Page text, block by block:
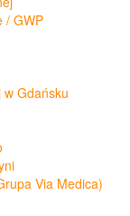
/ GWP
w Gdańsku
Via Medica)